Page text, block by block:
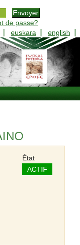
de passe?
euskara english
État
ACTIF